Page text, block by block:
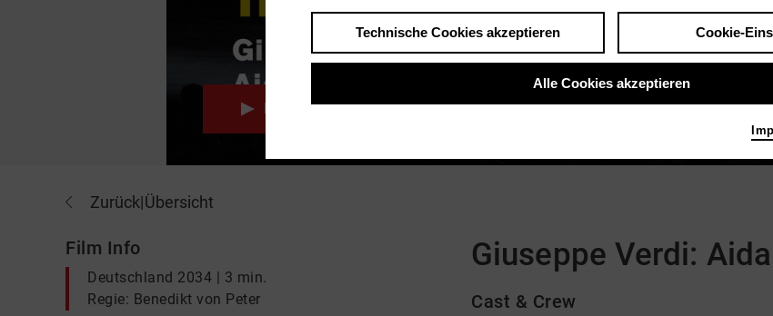
Play
Zurück|Übersicht
Film Info
Deutschland 2034 | 3 min.
Regie: Benedikt von Peter
Giuseppe Verdi:
Cast & Crew
Technische Cookies akzeptieren Cookie-
Alle Cookies akzeptieren